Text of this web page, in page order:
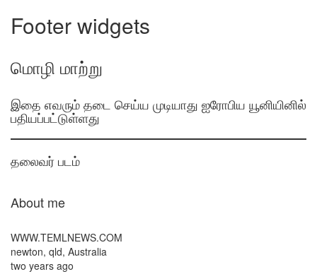
Footer widgets
மொழி மாற்று
இதை எவரும் தடை செய்ய முடியாது ஐரோபிய யூனியினில்
பதியப்பட்டுள்ளது
தலைவர் படம்
About me
WWW.TEMLNEWS.COM
newton, qld, Australia
two years ago